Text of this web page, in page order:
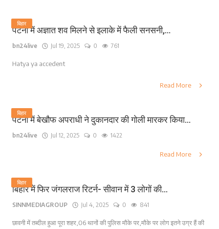
बिहार
पटना में अज्ञात शव मिलने से इलाके में फैली सनसनी,...
bn24live Jul 19, 2025 0 761
Hatya ya accedent
Read More
बिहार
पटना में बेखौफ अपराधी ने दुकानदार की गोली मारकर किया...
bn24live Jul 12, 2025 0 1422
Read More
बिहार
बिहार में फिर जंगलराज रिटर्न- सीवान में 3 लोगों की...
SINNMEDIAGROUP Jul 4, 2025 0 841
छावनी में तब्दील हुआ पूरा शहर,06 थानों की पुलिस मौके पर,मौके पर लोग इतने उग्र हैं की